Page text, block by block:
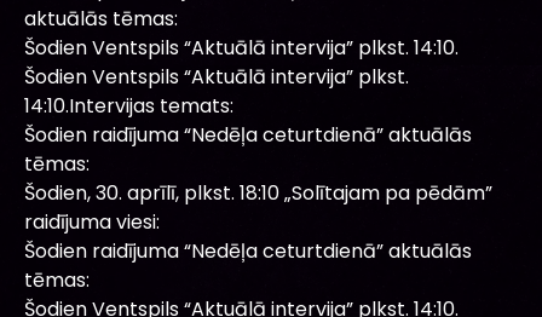
aktuālās tēmas:
Šodien Ventspils “Aktuālā intervija” plkst. 14:10.
Šodien Ventspils “Aktuālā intervija” plkst.
14:10.Intervijas temats:
Šodien raidījuma “Nedēļa ceturtdienā” aktuālās
tēmas:
Šodien, 30. aprīlī, plkst. 18:10 „Solītajam pa pēdām”
raidījuma viesi:
Šodien raidījuma “Nedēļa ceturtdienā” aktuālās
tēmas:
Šodien Ventspils “Aktuālā intervija” plkst. 14:10.